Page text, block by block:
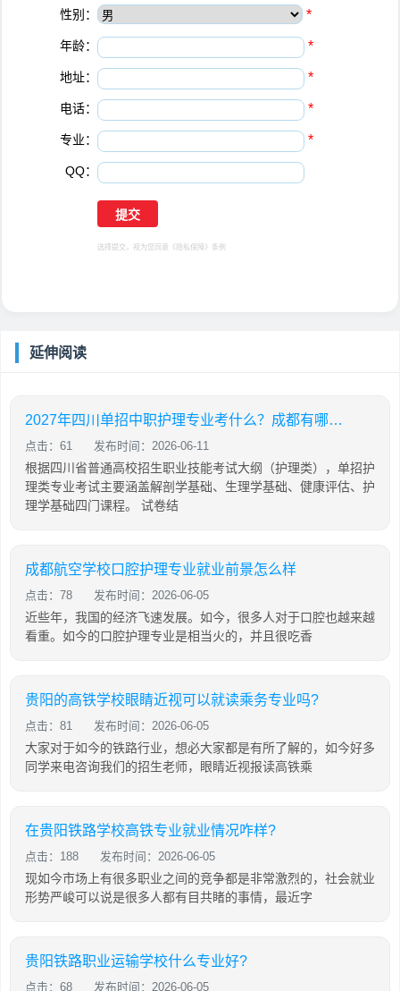
性别： *
年龄： *
地址： *
电话： *
专业： *
QQ：
选择提交，视为您同意 《隐私保障》 条例
延伸阅读
2027年四川单招中职护理专业考什么？成都有哪些单招机构提供护理专业培训？
点击：61 发布时间：2026-06-11
根据四川省普通高校招生职业技能考试大纲（护理类），单招护
理类专业考试主要涵盖解剖学基础、生理学基础、健康评估、护
理学基础四门课程。 试卷结
成都航空学校口腔护理专业就业前景怎么样
点击：78 发布时间：2026-06-05
近些年，我国的经济飞速发展。如今，很多人对于口腔也越来越
看重。如今的口腔护理专业是相当火的，并且很吃香
贵阳的高铁学校眼睛近视可以就读乘务专业吗?
点击：81 发布时间：2026-06-05
大家对于如今的铁路行业，想必大家都是有所了解的，如今好多
同学来电咨询我们的招生老师，眼睛近视报读高铁乘
在贵阳铁路学校高铁专业就业情况咋样?
点击：188 发布时间：2026-06-05
现如今市场上有很多职业之间的竞争都是非常激烈的，社会就业
形势严峻可以说是很多人都有目共睹的事情，最近字
贵阳铁路职业运输学校什么专业好?
点击：68 发布时间：2026-06-05